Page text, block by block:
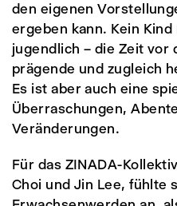
den eigenen
ergeben kann. Kein
jugendlich – die Zeit vor
prägende und zugleich
Es ist aber auch eine
Überraschungen,
Veränderungen.
Für das ZINADA-
Choi und Jin Lee, fühlte